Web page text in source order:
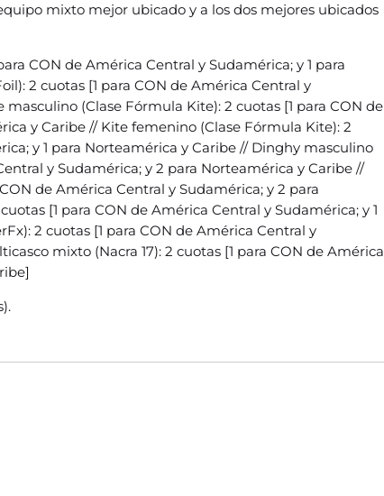
mixto mejor ubicado y a los dos mejores ubicados
CON de América Central y Sudamérica; y 1 para
2 cuotas [1 para CON de América Central y
(Clase Fórmula Kite): 2 cuotas [1 para CON de
y Caribe // Kite femenino (Clase Fórmula Kite): 2
y 1 para Norteamérica y Caribe // Dinghy masculino
y Sudamérica; y 2 para Norteamérica y Caribe //
de América Central y Sudamérica; y 2 para
[1 para CON de América Central y Sudamérica; y 1
2 cuotas [1 para CON de América Central y
mixto (Nacra 17): 2 cuotas [1 para CON de América